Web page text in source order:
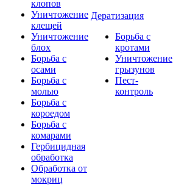
клопов
Уничтожение
клещей
Уничтожение
блох
Борьба с
осами
Борьба с
молью
Борьба с
короедом
Борьба с
комарами
Гербицидная
обработка
Обработка от
мокриц
Дератизация
Борьба с
кротами
Уничтожение
грызунов
Пест-
контроль